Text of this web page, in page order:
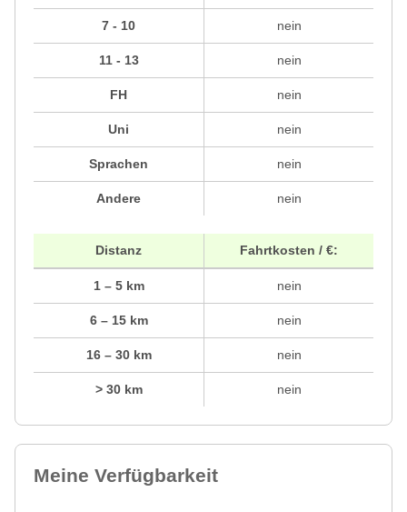
7 - 10
11 - 13
FH
Uni
Sprachen
Andere
nein
nein
nein
nein
nein
nein
Distanz
1 – 5 km
6 – 15 km
16 – 30 km
> 30 km
Fahrtkosten / €:
nein
nein
nein
nein
Meine Verfügbarkeit